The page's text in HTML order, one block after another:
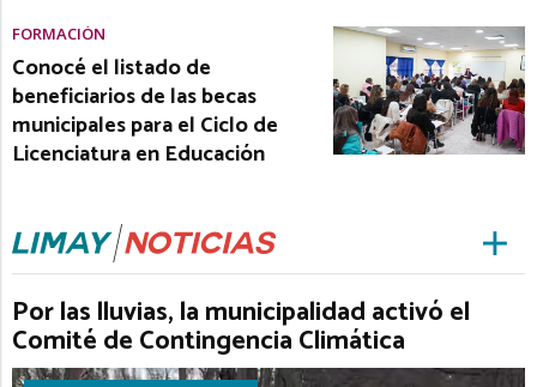
FORMACIÓN
Conocé el listado de
beneficiarios de las becas
municipales para el Ciclo de
Licenciatura en Educación
Por las lluvias, la municipalidad activó el
Comité de Contingencia Climática